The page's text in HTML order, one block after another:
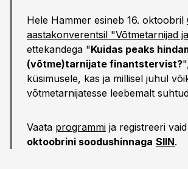
Hele Hammer esineb 16. oktoobril
aastakonverentsil "Võtmetarnijad
ettekandega "Kuidas peaks
(võtme)tarnijate finantstervist?
küsimusele, kas ja millisel juhul
võtmetarnijatesse leebemalt
Vaata programmi ja registreeri
oktoobrini soodushinnaga SIIN.